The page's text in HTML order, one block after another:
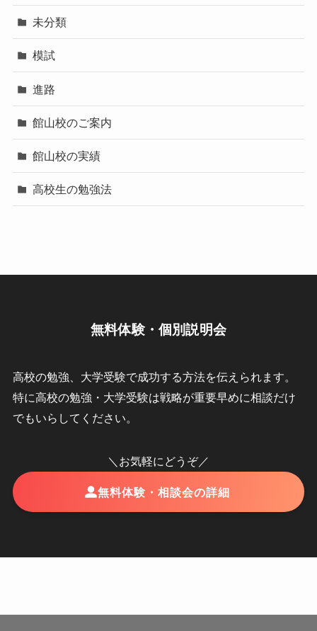
未分類
模試
進路
館山校のご案内
館山校の実績
高校生の勉強法
無料体験・個別説明会
高校の勉強、大学受験で成功する方法を伝えられます。
特に高校の勉強・大学受験は戦略が重要早めに相談だけ
でもいらしてください。
＼お気軽にどうぞ／
無料体験・相談会の詳細